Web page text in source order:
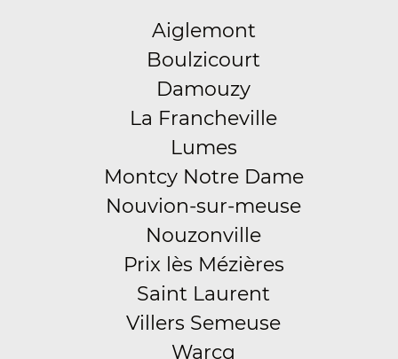
Aiglemont
Boulzicourt
Damouzy
La Francheville
Lumes
Montcy Notre Dame
Nouvion-sur-meuse
Nouzonville
Prix lès Mézières
Saint Laurent
Villers Semeuse
Warcq